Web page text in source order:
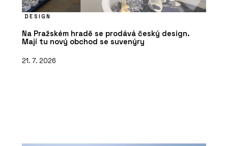
DESIGN
Na Pražském hradě se prodává český design.
Mají tu nový obchod se suvenýry
21. 7. 2026